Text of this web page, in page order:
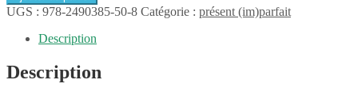
Torii
UGS : 978-2490385-50-8 Catégorie : présent (im)parfait
Description
Description